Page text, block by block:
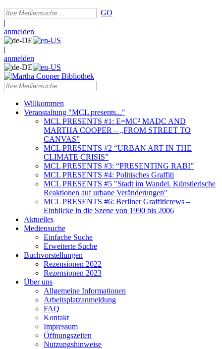
GO
|
anmelden
|
anmelden
Willkommen
Veranstaltung "MCL presents..."
MCL PRESENTS #1: E=MC² MADC AND
MARTHA COOPER – „FROM STREET TO
CANVAS”
MCL PRESENTS #2 “URBAN ART IN THE
CLIMATE CRISIS”
MCL PRESENTS #3: “PRESENTING RABI”
MCL PRESENTS #4: Politisches Graffiti
MCL PRESENTS #5 "Stadt im Wandel. Künstlerische
Reaktionen auf urbane Veränderungen"
MCL PRESENTS #6: Berliner Graffiticrews –
Einblicke in die Szene von 1990 bis 2006
Aktuelles
Mediensuche
Einfache Suche
Erweiterte Suche
Buchvorstellungen
Rezensionen 2022
Rezensionen 2023
Über uns
Allgemeine Informationen
Arbeitsplatzanmeldung
FAQ
Kontakt
Impressum
Öffnungszeiten
Nutzungshinweise